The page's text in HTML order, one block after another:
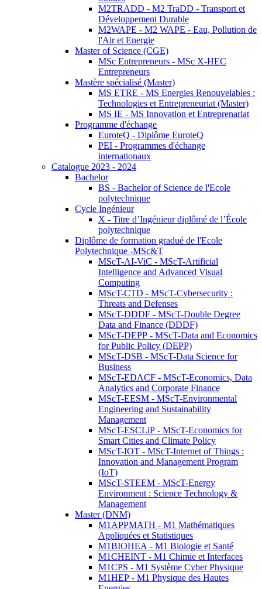
M2TRADD - M2 TraDD - Transport et
Développement Durable
M2WAPE - M2 WAPE - Eau, Pollution de
l'Air et Energie
Master of Science (CGE)
MSc Entrepreneurs - MSc X-HEC
Entrepreneurs
Mastère spécialisé (Master)
MS ETRE - MS Energies Renouvelables :
Technologies et Entrepreneuriat (Master)
MS IE - MS Innovation et Entreprenariat
Programme d'échange
EuroteQ - Diplôme EuroteQ
PEI - Programmes d'échange
internationaux
Catalogue 2023 - 2024
Bachelor
BS - Bachelor of Science de l'Ecole
polytechnique
Cycle Ingénieur
X - Titre d’Ingénieur diplômé de l’École
polytechnique
Diplôme de formation gradué de l'Ecole
Polytechnique -MSc&T
MScT-AI-ViC - MScT-Artificial
Intelligence and Advanced Visual
Computing
MScT-CTD - MScT-Cybersecurity :
Threats and Defenses
MScT-DDDF - MScT-Double Degree
Data and Finance (DDDF)
MScT-DEPP - MScT-Data and Economics
for Public Policy (DEPP)
MScT-DSB - MScT-Data Science for
Business
MScT-EDACF - MScT-Economics, Data
Analytics and Corporate Finance
MScT-EESM - MScT-Environmental
Engineering and Sustainability
Management
MScT-ESCLiP - MScT-Economics for
Smart Cities and Climate Policy
MScT-IOT - MScT-Internet of Things :
Innovation and Management Program
(IoT)
MScT-STEEM - MScT-Energy
Environment : Science Technology &
Management
Master (DNM)
M1APPMATH - M1 Mathématiques
Appliquées et Statistiques
M1BIOHEA - M1 Biologie et Santé
M1CHEINT - M1 Chimie et Interfaces
M1CPS - M1 Système Cyber Physique
M1HEP - M1 Physique des Hautes